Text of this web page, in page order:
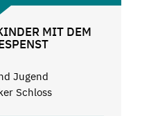
MIT DEM
Jugend
Schloss